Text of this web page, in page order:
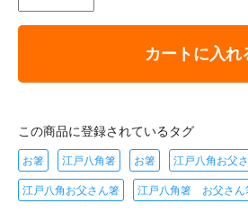
カートに入れ
この商品に登録されているタグ
お箸 江戸八角箸 お箸 江戸八角お父
江戸八角お父さん箸 江戸八角箸 お父さ